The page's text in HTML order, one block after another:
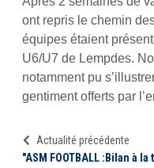
ont repris le chemin
équipes étaient
U6/U7 de Lempdes.
notamment pu
gentiment offerts par
Actualité précédente
"ASM FOOTBALL :Bilan à